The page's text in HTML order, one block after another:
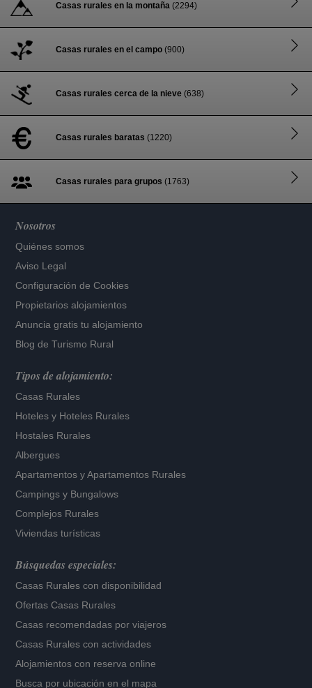
Casas rurales en la montaña (2294)
Casas rurales en el campo (900)
Casas rurales cerca de la nieve (638)
Casas rurales baratas (1220)
Casas rurales para grupos (1763)
Nosotros
Quiénes somos
Aviso Legal
Configuración de Cookies
Propietarios alojamientos
Anuncia gratis tu alojamiento
Blog de Turismo Rural
Tipos de alojamiento:
Casas Rurales
Hoteles y Hoteles Rurales
Hostales Rurales
Albergues
Apartamentos yApartamentos Rurales
Campings y Bungalows
Complejos Rurales
Viviendas turísticas
Búsquedas especiales:
Casas Rurales con disponibilidad
Ofertas Casas Rurales
Casas recomendadas por viajeros
Casas Rurales con actividades
Alojamientos con reserva online
Busca por ubicación en el mapa